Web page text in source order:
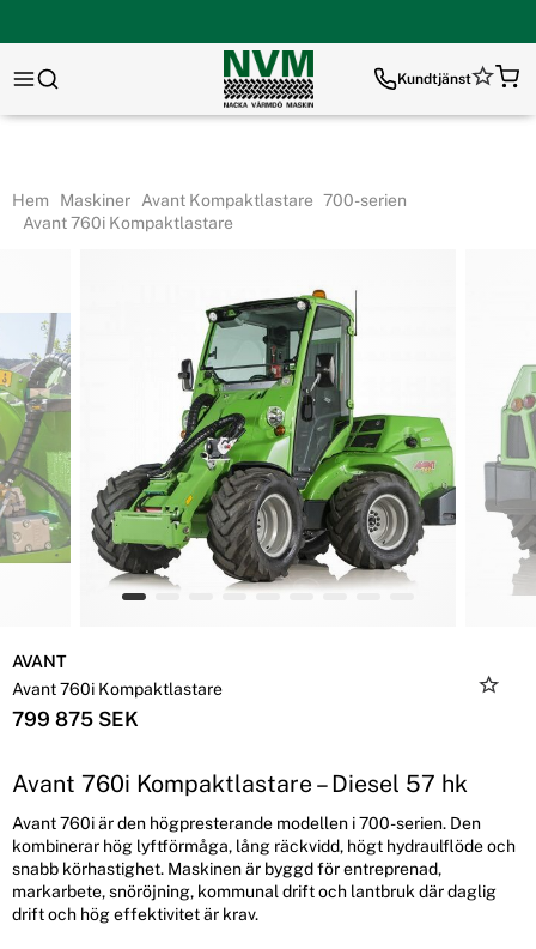
Kundtjänst
Hem Maskiner Avant Kompaktlastare 700-serien
Avant 760i Kompaktlastare
AVANT
Avant 760i Kompaktlastare
799 875 SEK
Avant 760i Kompaktlastare – Diesel 57 hk
Avant 760i är den högpresterande modellen i 700-serien. Den
kombinerar hög lyftförmåga, lång räckvidd, högt hydraulflöde och
snabb körhastighet. Maskinen är byggd för entreprenad,
markarbete, snöröjning, kommunal drift och lantbruk där daglig
drift och hög effektivitet är krav.